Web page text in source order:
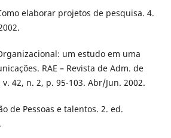
elaborar projetos de pesquisa. 4.
um estudo em uma
RAE – Revista de Adm. de
v. 42, n. 2, p. 95-103. Abr/Jun. 2002.
de Pessoas e talentos. 2. ed.